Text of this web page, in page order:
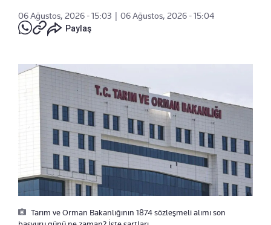
06 Ağustos, 2026 - 15:03
06 Ağustos, 2026 - 15:04
Paylaş
Tarım ve Orman Bakanlığının 1874 sözleşmeli alımı son